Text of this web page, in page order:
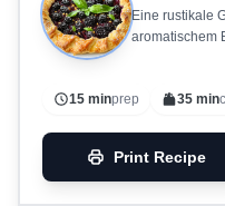
Eine rustikale
aromatischem
15 minprep 35 min
Print Recipe